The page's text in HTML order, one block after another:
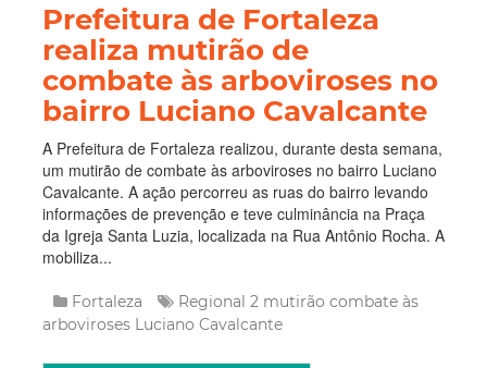
Prefeitura de Fortaleza
realiza mutirão de
combate às arboviroses no
bairro Luciano Cavalcante
A Prefeitura de Fortaleza realizou, durante desta semana,
um mutirão de combate às arboviroses no bairro Luciano
Cavalcante. A ação percorreu as ruas do bairro levando
informações de prevenção e teve culminância na Praça
da Igreja Santa Luzia, localizada na Rua Antônio Rocha. A
mobiliza...
Fortaleza Regional 2 mutirão combate às
arboviroses Luciano Cavalcante